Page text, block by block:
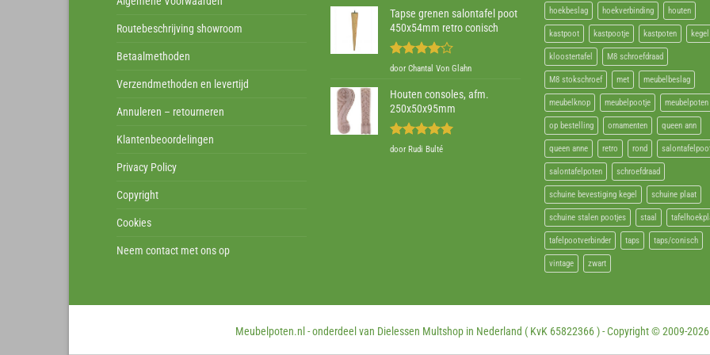
Routebeschrijving showroom
Betaalmethoden
Verzendmethoden en levertijd
Annuleren – retourneren
Klantenbeoordelingen
Privacy Policy
Copyright
Cookies
Neem contact met ons op
Tapse grenen salontafel poot
450x54mm retro conisch
Gewaardeerd
door Chantal Von Glahn
Houten consoles, afm.
250x50x95mm
Gewaardeerd
door Rudi Bulté
hoekbeslag hoekverbinding houten
kastpoot kastpootje kastpoten kegel
kloostertafel M8 schroefdraad
M8 stokschroef met meubelbeslag
meubelknop meubelpootje meubelpoten
op bestelling ornamenten queen ann
queen anne retro rond
salontafelpoten schroefdraad
schuine bevestiging kegel schuine plaat
schuine stalen pootjes staal
tafelpootverbinder taps taps/conisch
vintage zwart
Meubelpoten.nl - onderdeel van Dielessen Multshop in Nederland ( KvK 65822366 ) - Copyright © 2009-